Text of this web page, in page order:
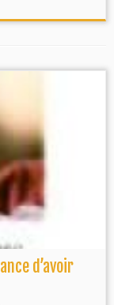
d’avoir